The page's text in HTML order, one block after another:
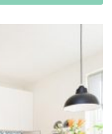
90 zł